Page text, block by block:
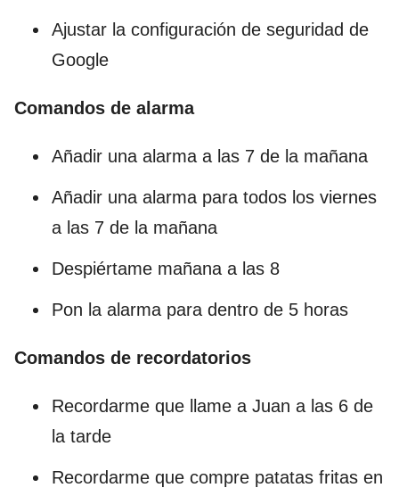
Ajustar la configuración de seguridad de
Google
Comandos de alarma
Añadir una alarma a las 7 de la mañana
Añadir una alarma para todos los viernes
a las 7 de la mañana
Despiértame mañana a las 8
Pon la alarma para dentro de 5 horas
Comandos de recordatorios
Recordarme que llame a Juan a las 6 de
la tarde
Recordarme que compre patatas fritas en